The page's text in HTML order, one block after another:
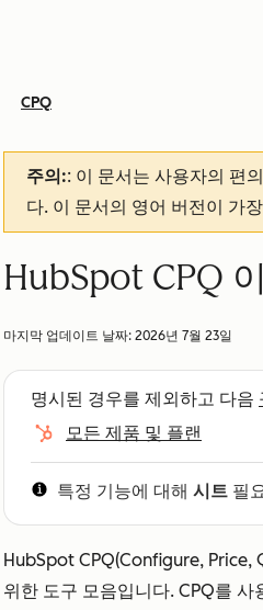
CPQ
주의:: 이 문서는 사용자의 편
다. 이 문서의 영어 버전이 가
HubSpot CPQ
마지막 업데이트 날짜: 2026년 7월 23일
명시된 경우를 제외하고 다음
모든 제품 및 플랜
특정 기능에 대해 시트 필
HubSpot CPQ(Configure, Price,
위한 도구 모음입니다. CPQ를